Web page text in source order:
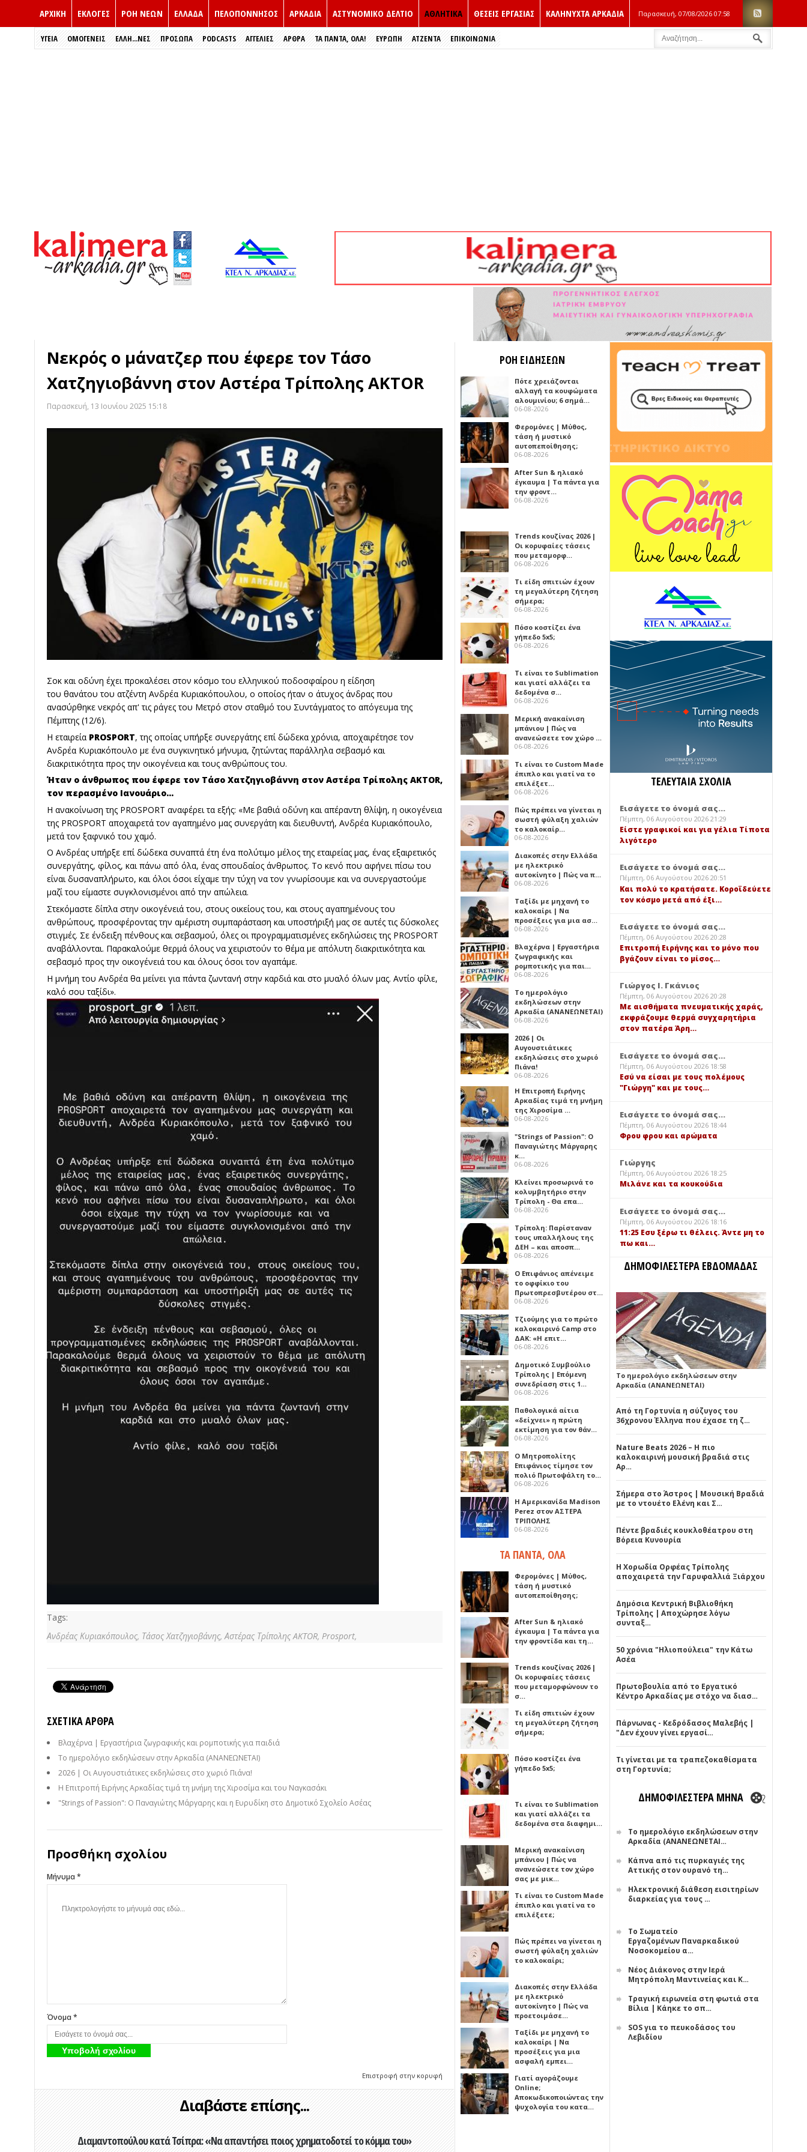
ΑΡΧΙΚΗ ΕΚΛΟΓΈΣ ΡΟΗ ΝΕΩΝ ΕΛΛΑΔΑ ΠΕΛΟΠΟΝΝΗΣΟΣ ΑΡΚΑΔΙΑ ΑΣΤΥΝΟΜΙΚΟ ΔΕΛΤΙΟ ΑΘΛΗΤΙΚΑ ΘΕΣΕΙΣ ΕΡΓΑΣΙΑΣ ΚΑΛΗΝΥΧΤΑ ΑΡΚΑΔΙΑ Παρασκευή, 07/08/2026 07:58
ΥΓΕΙΑ ΟΜΟΓΕΝΕΙΣ ΈΛΛΗ...ΝΕΣ ΠΡΌΣΩΠΑ PODCASTS ΑΓΓΕΛΙΕΣ ΑΡΘΡΑ ΤΑ ΠΑΝΤΑ, ΟΛΑ! ΕΥΡΏΠΗ ΑΤΖΕΝΤΑ ΕΠΙΚΟΙΝΩΝΙΑ
Νεκρός ο μάνατζερ που έφερε τον Τάσο
Χατζηγιοβάννη στον Αστέρα Τρίπολης AKTOR
Παρασκευή, 13 Ιουνίου 2025 15:18
Σοκ και οδύνη έχει προκαλέσει στον κόσμο του ελληνικού ποδοσφαίρου η είδηση
του θανάτου του ατζέντη Ανδρέα Κυριακόπουλου, ο οποίος ήταν ο άτυχος άνδρας που
ανασύρθηκε νεκρός απ' τις ράγες του Μετρό στον σταθμό του Συντάγματος το απόγευμα της
Πέμπτης (12/6).
Η εταιρεία PROSPORT, της οποίας υπήρξε συνεργάτης επί δώδεκα χρόνια, αποχαιρέτησε τον
Ανδρέα Κυριακόπουλο με ένα συγκινητικό μήνυμα, ζητώντας παράλληλα σεβασμό και
διακριτικότητα προς την οικογένεια και τους ανθρώπους του.
Ήταν ο άνθρωπος που έφερε τον Τάσο Χατζηγιοβάννη στον Αστέρα Τρίπολης AKTOR,
τον περασμένο Ιανουάριο...
Η ανακοίνωση της PROSPORT αναφέρει τα εξής: «Με βαθιά οδύνη και απέραντη θλίψη, η οικογένεια
της PROSPORT αποχαιρετά τον αγαπημένο μας συνεργάτη και διευθυντή, Ανδρέα Κυριακόπουλο,
μετά τον ξαφνικό του χαμό.
Ο Ανδρέας υπήρξε επί δώδεκα συναπτά έτη ένα πολύτιμο μέλος της εταιρείας μας, ένας εξαιρετικός
συνεργάτης, φίλος, και πάνω από όλα, ένας σπουδαίος άνθρωπος. Το κενό που αφήνει πίσω του
είναι δυσαναπλήρωτο, και όλοι όσοι είχαμε την τύχη να τον γνωρίσουμε και να συνεργαστούμε
μαζί του είμαστε συγκλονισμένοι από την απώλεια.
Στεκόμαστε δίπλα στην οικογένειά του, στους οικείους του, και στους αγαπημένους του
ανθρώπους, προσφέροντας την αμέριστη συμπαράσταση και υποστήριξή μας σε αυτές τις δύσκολες
στιγμές. Σε ένδειξη πένθους και σεβασμού, όλες οι προγραμματισμένες εκδηλώσεις της PROSPORT
αναβάλλονται. Παρακαλούμε θερμά όλους να χειριστούν το θέμα με απόλυτη διακριτικότητα και
σεβασμό προς την οικογένειά του και όλους όσοι τον αγαπάμε.
Η μνήμη του Ανδρέα θα μείνει για πάντα ζωντανή στην καρδιά και στο μυαλό όλων μας. Αντίο φίλε,
καλό σου ταξίδι».
Tags:
Ανδρέας Κυριακόπουλος, Τάσος Χατζηγιοβάνης,Αστέρας Τρίπολης AKTOR, Prosport,
ΣΧΕΤΙΚΆ ΆΡΘΡΑ
Βλαχέρνα | Εργαστήρια ζωγραφικής και ρομποτικής για παιδιά
Το ημερολόγιο εκδηλώσεων στην Αρκαδία (ΑΝΑΝΕΩΝΕΤΑΙ)
2026 | Οι Αυγουστιάτικες εκδηλώσεις στο χωριό Πιάνα!
Η Επιτροπή Ειρήνης Αρκαδίας τιμά τη μνήμη της Χιροσίμα και του Ναγκασάκι
"Strings of Passion": Ο Παναγιώτης Μάργαρης και η Ευρυδίκη στο Δημοτικό Σχολείο Ασέας
Προσθήκη σχολίου
Μήνυμα *
Όνομα *
Επιστροφή στην κορυφή
Διαβάστε επίσης...
Διαμαντοπούλου κατά Τσίπρα: «Να απαντήσει ποιος χρηματοδοτεί το κόμμα του»
ΡΟΗ ΕΙΔΗΣΕΩΝ
Πότε χρειάζονται
αλλαγή τα κουφώματα
αλουμινίου; 6 σημά…
06-08-2026
Φερομόνες | Μύθος,
τάση ή μυστικό
αυτοπεποίθησης;
06-08-2026
After Sun & ηλιακό
έγκαυμα | Τα πάντα για
την φροντ…
06-08-2026
Trends κουζίνας 2026 |
Οι κορυφαίες τάσεις
που μεταμορφ…
06-08-2026
Τι είδη σπιτιών έχουν
τη μεγαλύτερη ζήτηση
σήμερα;
06-08-2026
Πόσο κοστίζει ένα
γήπεδο 5x5;
06-08-2026
Τι είναι το Sublimation
και γιατί αλλάζει τα
δεδομένα σ…
06-08-2026
Μερική ανακαίνιση
μπάνιου | Πώς να
ανανεώσετε τον χώρο …
06-08-2026
Τι είναι το Custom Made
έπιπλο και γιατί να το
επιλέξετ…
06-08-2026
Πώς πρέπει να γίνεται η
σωστή φύλαξη χαλιών
το καλοκαίρ…
06-08-2026
Διακοπές στην Ελλάδα
με ηλεκτρικό
αυτοκίνητο | Πώς να π…
06-08-2026
Ταξίδι με μηχανή το
καλοκαίρι | Να
προσέξεις για μια ασ…
06-08-2026
Βλαχέρνα | Εργαστήρια
ζωγραφικής και
ρομποτικής για παι…
06-08-2026
Το ημερολόγιο
εκδηλώσεων στην
Αρκαδία (ΑΝΑΝΕΩΝΕΤΑΙ)
06-08-2026
2026 | Οι
Αυγουστιάτικες
εκδηλώσεις στο χωριό
Πιάνα!
06-08-2026
Η Επιτροπή Ειρήνης
Αρκαδίας τιμά τη μνήμη
της Χιροσίμα …
06-08-2026
"Strings of Passion": Ο
Παναγιώτης Μάργαρης
κ…
06-08-2026
Κλείνει προσωρινά το
κολυμβητήριο στην
Τρίπολη - Θα επα…
06-08-2026
Τρίπολη: Παρίσταναν
τους υπαλλήλους της
ΔΕΗ – και αποσπ…
06-08-2026
Ο Επιφάνιος απένειμε
το οφφίκιο του
Πρωτοπρεσβυτέρου στ…
06-08-2026
Τζιούμης για το πρώτο
καλοκαιρινό Camp στο
ΔΑΚ: «Η επιτ…
06-08-2026
Δημοτικό Συμβούλιο
Τρίπολης | Επόμενη
συνεδρίαση στις 1…
06-08-2026
Παθολογικά αίτια
«δείχνει» η πρώτη
εκτίμηση για τον θάν…
06-08-2026
Ο Μητροπολίτης
Επιφάνιος τίμησε τον
πολιό Πρωτοψάλτη το…
06-08-2026
Η Αμερικανίδα Madison
Perez στον ΑΣΤΕΡΑ
ΤΡΙΠΟΛΗΣ
06-08-2026
ΤΑ ΠΑΝΤΑ, ΟΛΑ
Φερομόνες | Μύθος,
τάση ή μυστικό
αυτοπεποίθησης;
After Sun & ηλιακό
έγκαυμα | Τα πάντα για
την φροντίδα και τη…
Trends κουζίνας 2026 |
Οι κορυφαίες τάσεις
που μεταμορφώνουν το
σ…
Τι είδη σπιτιών έχουν
τη μεγαλύτερη ζήτηση
σήμερα;
Πόσο κοστίζει ένα
γήπεδο 5x5;
Τι είναι το Sublimation
και γιατί αλλάζει τα
δεδομένα στα διαφημι…
Μερική ανακαίνιση
μπάνιου | Πώς να
ανανεώσετε τον χώρο
σας με μικ…
Τι είναι το Custom Made
έπιπλο και γιατί να το
επιλέξετε;
Πώς πρέπει να γίνεται η
σωστή φύλαξη χαλιών
το καλοκαίρι;
Διακοπές στην Ελλάδα
με ηλεκτρικό
αυτοκίνητο | Πώς να
προετοιμάσε…
Ταξίδι με μηχανή το
καλοκαίρι | Να
προσέξεις για μια
ασφαλή εμπει…
Γιατί αγοράζουμε
Online;
Αποκωδικοποιώντας την
ψυχολογία του κατα…
ΤΕΛΕΥΤΑΙΑ ΣΧΟΛΙΑ
Εισάγετε το όνομά σας...
Πέμπτη, 06 Αυγούστου 2026 21:29
Είστε γραφικοί και για γέλια Τίποτα
λιγότερο
Εισάγετε το όνομά σας...
Πέμπτη, 06 Αυγούστου 2026 20:51
Και πολύ το κρατήσατε. Κοροϊδεύετε
τον κόσμο μετά από έξι…
Εισάγετε το όνομά σας...
Πέμπτη, 06 Αυγούστου 2026 20:28
Επιτροπή Ειρήνης και το μόνο που
βγάζουν είναι το μίσος…
Γιώργος Ι. Γκάνιος
Πέμπτη, 06 Αυγούστου 2026 20:28
Με αισθήματα πνευματικής χαράς,
εκφράζουμε θερμά συγχαρητήρια
στον πατέρα Άρη…
Εισάγετε το όνομά σας...
Πέμπτη, 06 Αυγούστου 2026 18:58
Εσύ να είσαι με τους πολέμους
"Γιώργη" και με τους…
Εισάγετε το όνομά σας...
Πέμπτη, 06 Αυγούστου 2026 18:44
Φρου φρου και αρώματα
Γιώργης
Πέμπτη, 06 Αυγούστου 2026 18:25
Μιλάνε και τα κουκούδια
Εισάγετε το όνομά σας...
Πέμπτη, 06 Αυγούστου 2026 18:16
11:25 Εσυ ξέρω τι θέλεις. Άντε μη το
πω και…
ΔΗΜΟΦΙΛΕΣΤΕΡΑ ΕΒΔΟΜΑΔΑΣ
Το ημερολόγιο εκδηλώσεων στην
Αρκαδία (ΑΝΑΝΕΩΝΕΤΑΙ)
Από τη Γορτυνία η σύζυγος του
36χρονου Έλληνα που έχασε τη ζ…
Nature Beats 2026 – Η πιο
καλοκαιρινή μουσική βραδιά στις
Αρ…
Σήμερα στο Άστρος | Μουσική Βραδιά
με το ντουέτο Ελένη και Σ…
Πέντε βραδιές κουκλοθέατρου στη
Βόρεια Κυνουρία
Η Χορωδία Ορφέας Τρίπολης
αποχαιρετά την Γαρυφαλλιά Ξιάρχου
Δημόσια Κεντρική Βιβλιοθήκη
Τρίπολης | Αποχώρησε λόγω
συνταξ…
50 χρόνια "Ηλιοπούλεια" την Κάτω
Ασέα
Πρωτοβουλία από το Εργατικό
Κέντρο Αρκαδίας με στόχο να διασ…
Πάρνωνας - Κεδρόδασος Μαλεβής |
"Δεν έχουν γίνει εργασί…
Τι γίνεται με τα τραπεζοκαθίσματα
στη Γορτυνία;
ΔΗΜΟΦΙΛΕΣΤΕΡΑ ΜΗΝΑ
Το ημερολόγιο εκδηλώσεων στην
Αρκαδία (ΑΝΑΝΕΩΝΕΤΑΙ…
Κάπνα από τις πυρκαγιές της
Αττικής στον ουρανό τη…
Ηλεκτρονική διάθεση εισιτηρίων
διαρκείας για τους …
Το Σωματείο
Εργαζομένων Παναρκαδικού
Νοσοκομείου α…
Νέος Διάκονος στην Ιερά
Μητρόπολη Μαντινείας και Κ…
Τραγική ειρωνεία στη φωτιά στα
Βίλια | Κάηκε το σπ…
SOS για το πευκοδάσος του
Λεβιδίου